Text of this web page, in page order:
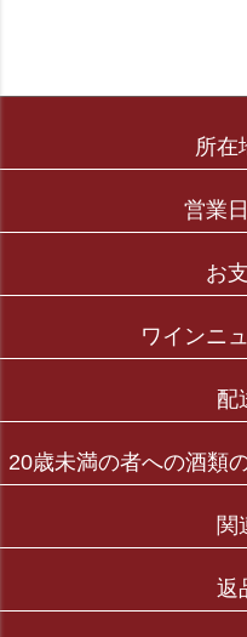
所在
営業
お
ワインニ
配
20歳未満の者への酒類
関
返